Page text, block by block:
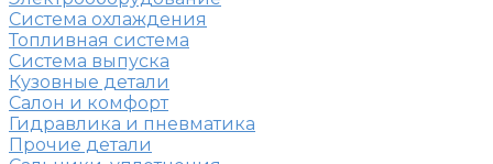
Система охлаждения
Топливная система
Система выпуска
Кузовные детали
Салон и комфорт
Гидравлика и пневматика
Прочие детали